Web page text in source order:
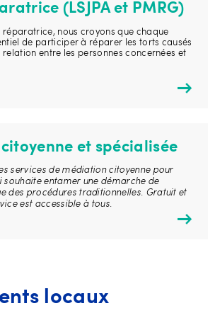
(LSJPA et PMRG)
réparatrice, nous croyons que chaque
de participer à réparer les torts causés
entre les personnes concernées et
et spécialisée
services de médiation citoyenne pour
souhaite entamer une démarche de
des procédures traditionnelles. Gratuit et
est accessible à tous.
locaux